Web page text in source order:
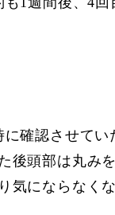
に確認させてい
後頭部は丸み
気にならなく